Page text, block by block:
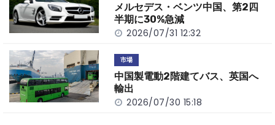
メルセデス・ベンツ中国、第2四
半期に30%急減
2026/07/31 12:32
市場
中国製電動2階建てバス、英国へ
輸出
2026/07/30 15:18